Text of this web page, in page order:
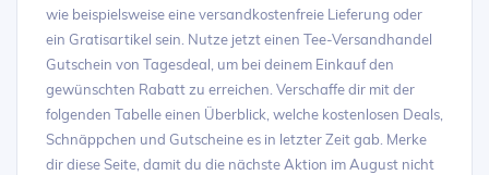
wie beispielsweise eine versandkostenfreie Lieferung oder
ein Gratisartikel sein. Nutze jetzt einen Tee-Versandhandel
Gutschein von Tagesdeal, um bei deinem Einkauf den
gewünschten Rabatt zu erreichen. Verschaffe dir mit der
folgenden Tabelle einen Überblick, welche kostenlosen Deals,
Schnäppchen und Gutscheine es in letzter Zeit gab. Merke
dir diese Seite, damit du die nächste Aktion im August nicht